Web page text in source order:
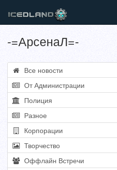
-=АрсенаЛ=-
Все новости
От Администрации
Полиция
Разное
Корпорации
Творчество
Оффлайн Встречи